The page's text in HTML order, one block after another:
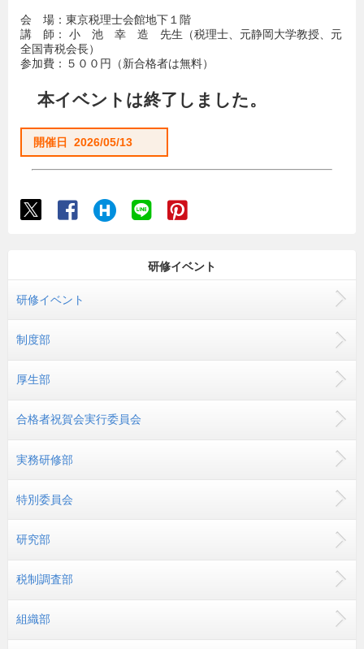
会 場：東京税理士会館地下１階
講 師： 小 池 幸 造 先生（税理士、元静岡大学教授、元
全国青税会長）
参加費：５００円（新合格者は無料）
本イベントは終了しました。
開催日 2026/05/13
研修イベント
研修イベント
制度部
厚生部
合格者祝賀会実行委員会
実務研修部
特別委員会
研究部
税制調査部
組織部